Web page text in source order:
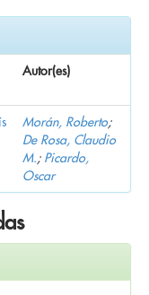
Autor(es)
Morán, Roberto;
De Rosa, Claudio
M.; Picardo,
Oscar